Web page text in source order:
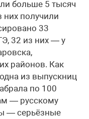
больше 5 тысяч
них получили
33
32 из них — у
районов. Как
из выпускниц
по 100
— русскому
— серьёзные